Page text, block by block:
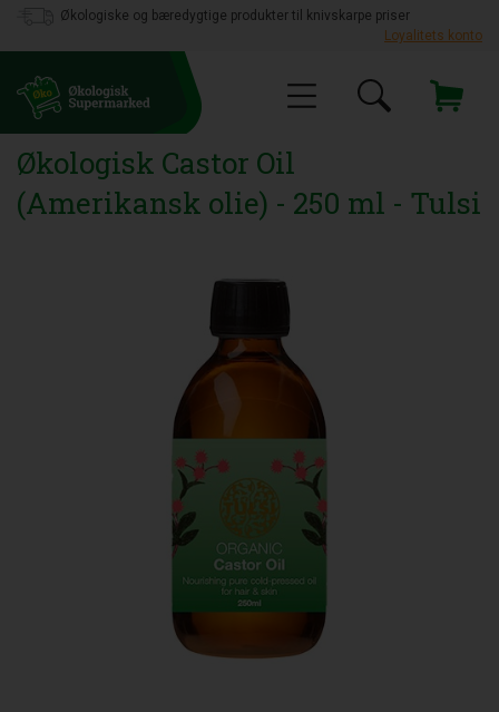
Økologiske og bæredygtige produkter til knivskarpe priser
Loyalitets konto
Økologisk Castor Oil
(Amerikansk olie) - 250 ml - Tulsi